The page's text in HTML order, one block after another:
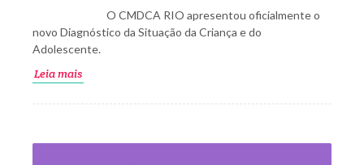
O CMDCA RIO apresentou oficialmente o
novo Diagnóstico da Situação da Criança e do
Adolescente.
Leia mais